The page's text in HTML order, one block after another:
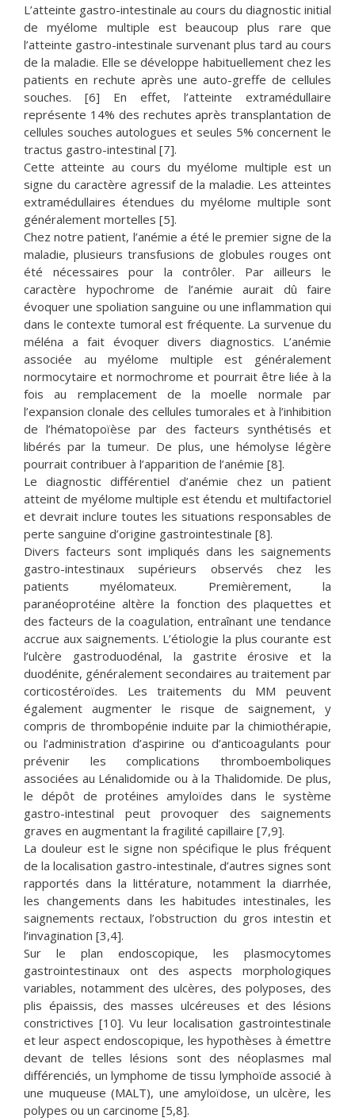
L’atteinte gastro-intestinale au cours du diagnostic initial
de myélome multiple est beaucoup plus rare que
l’atteinte gastro-intestinale survenant plus tard au cours
de la maladie. Elle se développe habituellement chez les
patients en rechute après une auto-greffe de cellules
souches. [6] En effet, l’atteinte extramédullaire
représente 14% des rechutes après transplantation de
cellules souches autologues et seules 5% concernent le
tractus gastro-intestinal [7].
Cette atteinte au cours du myélome multiple est un
signe du caractère agressif de la maladie. Les atteintes
extramédullaires étendues du myélome multiple sont
généralement mortelles [5].
Chez notre patient, l’anémie a été le premier signe de la
maladie, plusieurs transfusions de globules rouges ont
été nécessaires pour la contrôler. Par ailleurs le
caractère hypochrome de l’anémie aurait dû faire
évoquer une spoliation sanguine ou une inflammation qui
dans le contexte tumoral est fréquente. La survenue du
méléna a fait évoquer divers diagnostics. L’anémie
associée au myélome multiple est généralement
normocytaire et normochrome et pourrait être liée à la
fois au remplacement de la moelle normale par
l’expansion clonale des cellules tumorales et à l’inhibition
de l’hématopoïèse par des facteurs synthétisés et
libérés par la tumeur. De plus, une hémolyse légère
pourrait contribuer à l’apparition de l’anémie [8].
Le diagnostic différentiel d’anémie chez un patient
atteint de myélome multiple est étendu et multifactoriel
et devrait inclure toutes les situations responsables de
perte sanguine d’origine gastrointestinale [8].
Divers facteurs sont impliqués dans les saignements
gastro-intestinaux supérieurs observés chez les
patients myélomateux. Premièrement, la
paranéoprotéine altère la fonction des plaquettes et
des facteurs de la coagulation, entraînant une tendance
accrue aux saignements. L’étiologie la plus courante est
l’ulcère gastroduodénal, la gastrite érosive et la
duodénite, généralement secondaires au traitement par
corticostéroïdes. Les traitements du MM peuvent
également augmenter le risque de saignement, y
compris de thrombopénie induite par la chimiothérapie,
ou l’administration d’aspirine ou d’anticoagulants pour
prévenir les complications thromboemboliques
associées au Lénalidomide ou à la Thalidomide. De plus,
le dépôt de protéines amyloïdes dans le système
gastro-intestinal peut provoquer des saignements
graves en augmentant la fragilité capillaire [7,9].
La douleur est le signe non spécifique le plus fréquent
de la localisation gastro-intestinale, d’autres signes sont
rapportés dans la littérature, notamment la diarrhée,
les changements dans les habitudes intestinales, les
saignements rectaux, l’obstruction du gros intestin et
l’invagination [3,4].
Sur le plan endoscopique, les plasmocytomes
gastrointestinaux ont des aspects morphologiques
variables, notamment des ulcères, des polyposes, des
plis épaissis, des masses ulcéreuses et des lésions
constrictives [10]. Vu leur localisation gastrointestinale
et leur aspect endoscopique, les hypothèses à émettre
devant de telles lésions sont des néoplasmes mal
différenciés, un lymphome de tissu lymphoïde associé à
une muqueuse (MALT), une amyloïdose, un ulcère, les
polypes ou un carcinome [5,8].